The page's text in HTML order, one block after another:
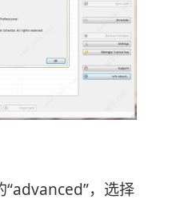
，选择